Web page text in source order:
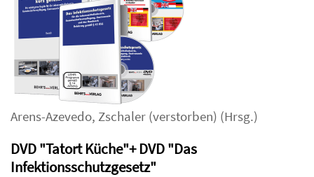
Arens-Azevedo, Zschaler (verstorben) (Hrsg.)
DVD "Tatort Küche"+ DVD "Das
Infektionsschutzgesetz"